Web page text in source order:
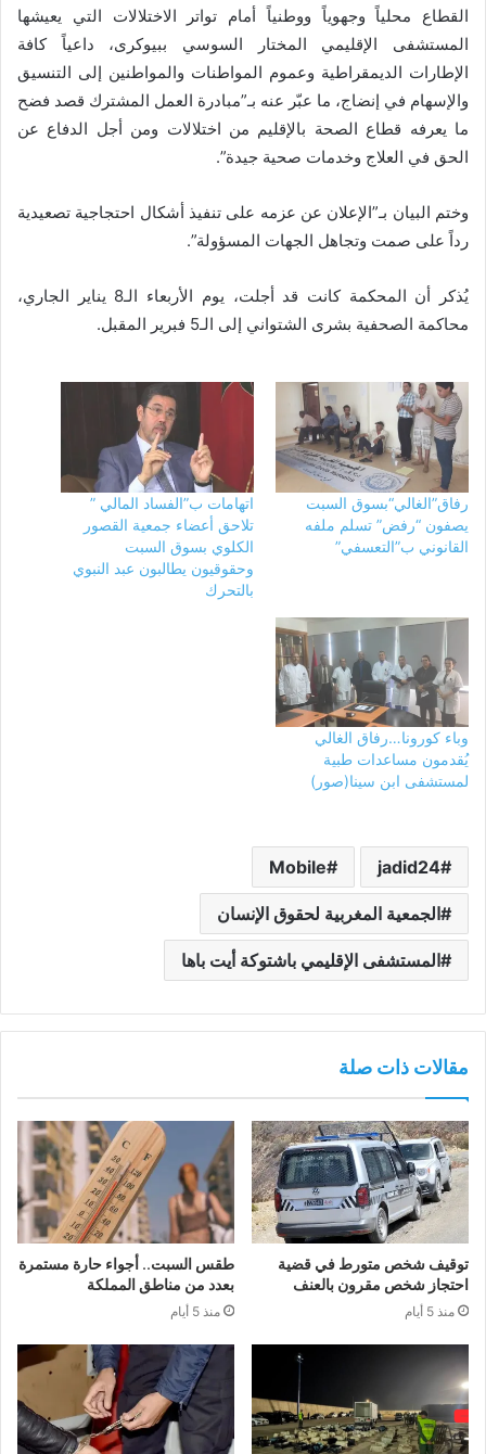
القطاع محلياً وجهوياً ووطنياً أمام تواتر الاختلالات التي يعيشها
المستشفى الإقليمي المختار السوسي ببيوكرى، داعياً كافة
الإطارات الديمقراطية وعموم المواطنات والمواطنين إلى التنسيق
والإسهام في إنضاج، ما عبّر عنه بـ”مبادرة العمل المشترك قصد فضح
ما يعرفه قطاع الصحة بالإقليم من اختلالات ومن أجل الدفاع عن
الحق في العلاج وخدمات صحية جيدة”.
وختم البيان بـ”الإعلان عن عزمه على تنفيذ أشكال احتجاجية تصعيدية
رداً على صمت وتجاهل الجهات المسؤولة”.
يُذكر أن المحكمة كانت قد أجلت، يوم الأربعاء الـ8 يناير الجاري،
محاكمة الصحفية بشرى الشتواني إلى الـ5 فبرير المقبل.
رفاق”الغالي“بسوق السبت
يصفون “رفض” تسلم ملفه
القانوني ب”التعسفي”
اتهامات ب”الفساد المالي ”
تلاحق أعضاء جمعية القصور
الكلوي بسوق السبت
وحقوقيون يطالبون عبد النبوي
بالتحرك
وباء كورونا…رفاق الغالي
يُقدمون مساعدات طبية
لمستشفى ابن سينا(صور)
jadid24
Mobile
الجمعية المغربية لحقوق الإنسان
المستشفى الإقليمي باشتوكة أيت باها
مقالات ذات صلة
توقيف شخص متورط في قضية
احتجاز شخص مقرون بالعنف
منذ 5 أيام
طقس السبت.. أجواء حارة مستمرة
بعدد من مناطق المملكة
منذ 5 أيام